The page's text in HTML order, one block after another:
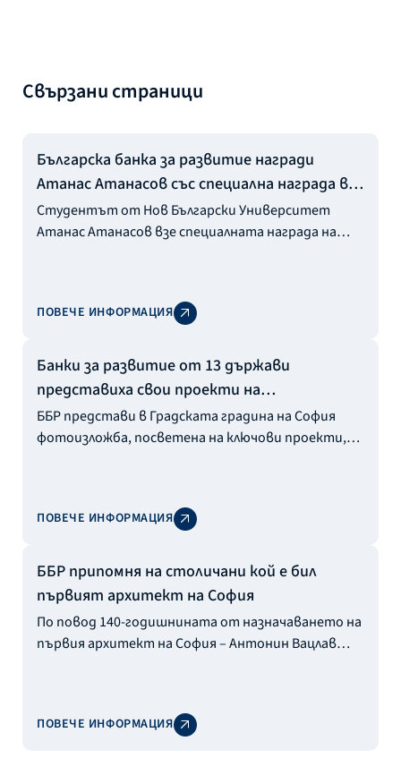
Свързани страници
Българска банка за развитие награди
Атанас Атанасов със специална награда в
категория „Млади откриватели“
Студентът от Нов Български Университет
Атанас Атанасов взе специалната награда на
ПОВЕЧЕ ИНФОРМАЦИЯ
Банки за развитие от 13 държави
представиха свои проекти на
фотоизложба в София
ББР представи в Градската градина на София
фотоизложба, посветена на ключови проекти,
ПОВЕЧЕ ИНФОРМАЦИЯ
ББР припомня на столичани кой е бил
първият архитект на София
По повод 140-годишнината от назначаването на
първия архитект на София – Антонин Вацлав
ПОВЕЧЕ ИНФОРМАЦИЯ